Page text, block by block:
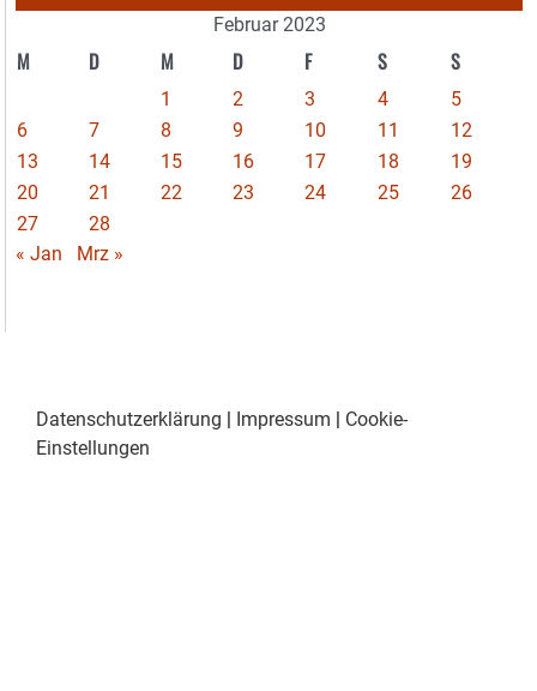
Februar 2023
M D M D F S S
1 2 3 4
5
6
7 8 9 10 11
12
13
14 15 16 17 18
19
20
21 22 23 24 25
26
27
28
« Jan
Mrz »
Datenschutzerklärung | Impressum | Cookie-
Einstellungen